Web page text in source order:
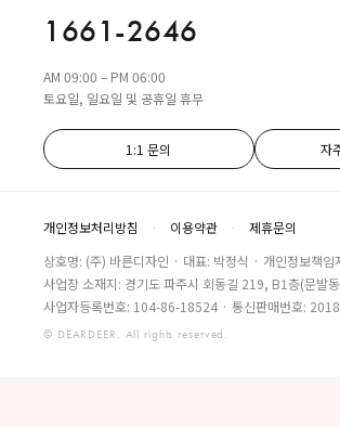
1661-2646
AM 09:00 – PM 06:00
토요일, 일요일 및 공휴일 휴무
1:1 문의 자
개인정보처리방침 · 이용약관 ·
제휴문의
상호명: (주) 바른디자인 · 대표: 박정식 · 개인정보책임
사업장 소재지: 경기도 파주시 회동길 219, B1층(문발
사업자등록번호: 104-86-18524 · 통신판매번호:
© DEARDEER. All rights reserved.